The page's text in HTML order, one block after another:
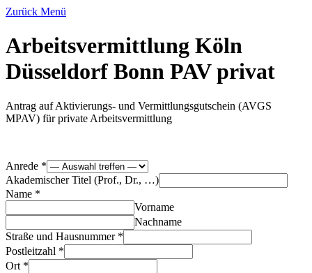
Zurück Menü
Arbeitsvermittlung Köln
Düsseldorf Bonn PAV privat
Antrag auf Aktivierungs- und Vermittlungsgutschein (AVGS
MPAV) für private Arbeitsvermittlung
Anrede *
Akademischer Titel (Prof., Dr., …)
Name *
Vorname
Nachname
Straße und Hausnummer *
Postleitzahl *
Ort *